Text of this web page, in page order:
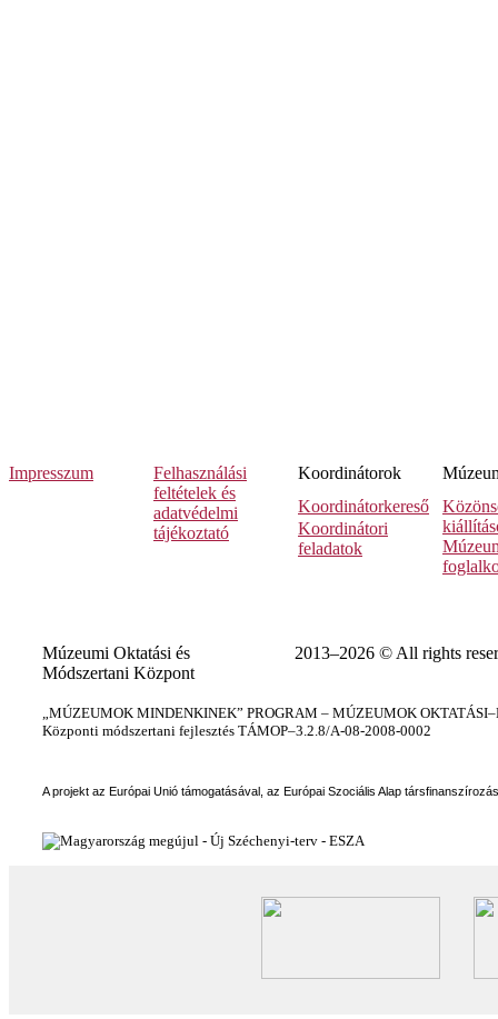
Impresszum
Felhasználási
feltételek és
adatvédelmi
tájékoztató
Koordinátorok
Koordinátorkereső
Koordinátori
feladatok
Múzeumi Oktatási és
Módszertani Központ
2013–2026 © All rights
„MÚZEUMOK MINDENKINEK” PROGRAM – MÚZEUMOK
Központi módszertani fejlesztés TÁMOP–3.2.8/A-08-2008-0002
A projekt az Európai Unió támogatásával, az Európai Szociális Alap